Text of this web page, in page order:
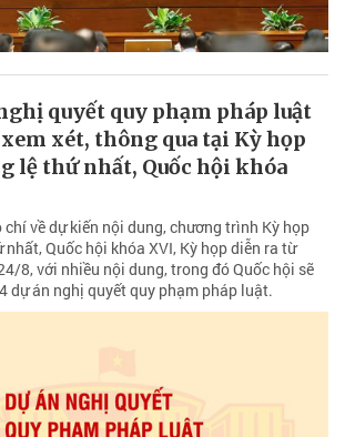
quyết quy phạm pháp luật
xét, thông qua tại Kỳ họp
lệ thứ nhất, Quốc hội khóa
về dự kiến nội dung, chương trình Kỳ họp
Quốc hội khóa XVI, Kỳ họp diễn ra từ
8, với nhiều nội dung, trong đó Quốc hội sẽ
dự án nghị quyết quy phạm pháp luật.